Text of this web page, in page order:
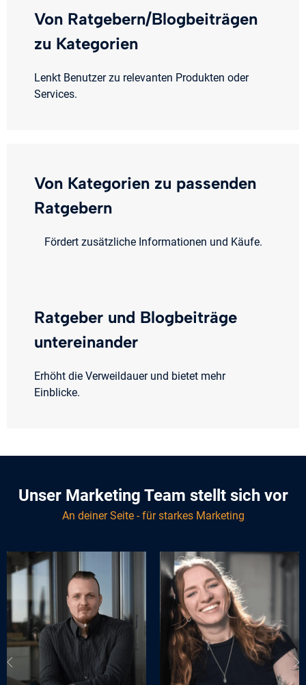
Von Ratgebern/Blogbeiträgen
zu Kategorien
Lenkt Benutzer zu relevanten Produkten oder
Services.
Von Kategorien zu passenden
Ratgebern
Fördert zusätzliche Informationen und Käufe.
Ratgeber und Blogbeiträge
untereinander
Erhöht die Verweildauer und bietet mehr
Einblicke.
Unser Marketing Team stellt sich vor
An deiner Seite - für starkes Marketing